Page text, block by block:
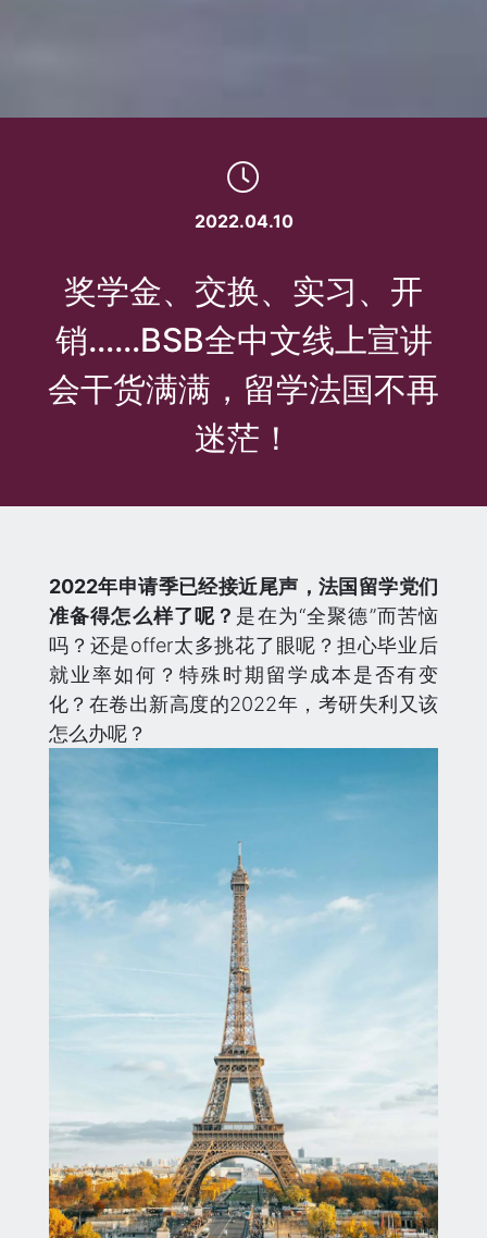
2022.04.10
奖学金、交换、实习、开
销……BSB全中文线上宣讲
会干货满满，留学法国不再
迷茫！
2022年申请季已经接近尾声，法国留学党们
准备得怎么样了呢？ 是在为“全聚德”而苦恼
吗？还是offer太多挑花了眼呢？担心毕业后
就业率如何？特殊时期留学成本是否有变
化？在卷出新高度的2022年，考研失利又该
怎么办呢？